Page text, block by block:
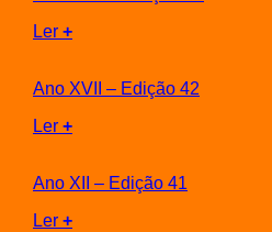
Ler +
Ano XVII – Edição 42
Ler +
Ano XII – Edição 41
Ler +